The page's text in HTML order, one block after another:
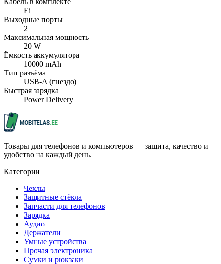
Ei
Выходные порты
2
Максимальная мощность
20 W
Ёмкость аккумулятора
10000 mAh
Тип разъёма
USB-A (гнездо)
Быстрая зарядка
Power Delivery
Товары для телефонов и компьютеров — защита, качество и
удобство на каждый день.
Категории
Чехлы
Защитные стёкла
Запчасти для телефонов
Зарядка
Аудио
Держатели
Умные устройства
Прочая электроника
Сумки и рюкзаки